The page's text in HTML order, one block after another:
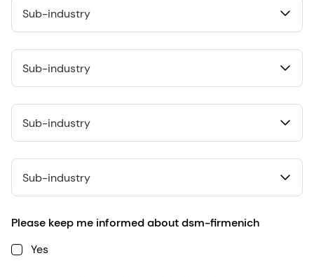
Sub-industry
Sub-industry
Sub-industry
Sub-industry
Please keep me informed about dsm-firmenich
Yes